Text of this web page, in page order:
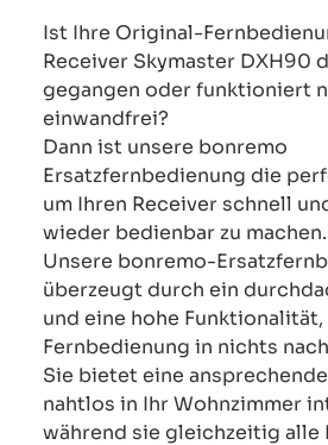
Ist Ihre Original-
Receiver Skymaster DXH90
gegangen oder funktioniert
einwandfrei?
Dann ist unsere bonremo
Ersatzfernbedienung die
um Ihren Receiver schnell
wieder bedienbar zu machen.
Unsere bonremo-
überzeugt durch ein
und eine hohe
Fernbedienung in nichts
Sie bietet eine
nahtlos in Ihr Wohnzimmer
während sie gleichzeitig alle